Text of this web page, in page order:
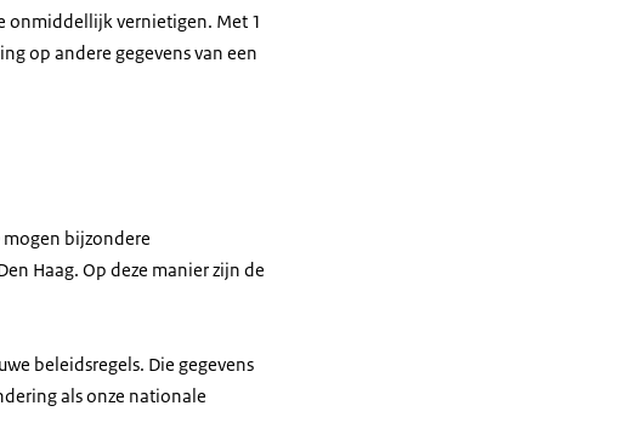
onmiddellijk vernietigen. Met 1
op andere gegevens van een
mogen bijzondere
Haag. Op deze manier zijn de
beleidsregels. Die gegevens
als onze nationale